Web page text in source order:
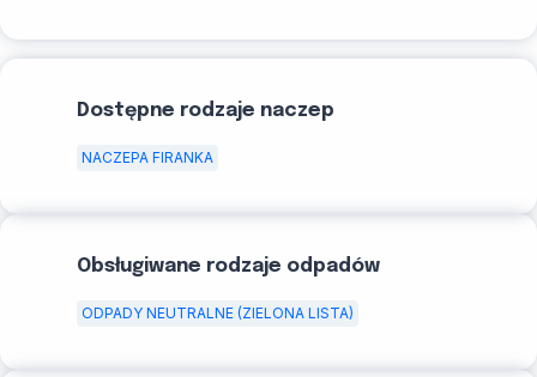
Dostępne rodzaje naczep
NACZEPA FIRANKA
Obsługiwane rodzaje odpadów
ODPADY NEUTRALNE (ZIELONA LISTA)